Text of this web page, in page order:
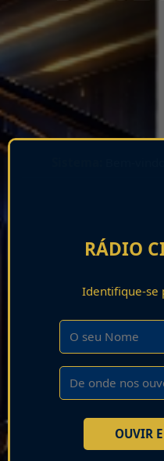
RÁDIO
Identifique-se
OUVIR